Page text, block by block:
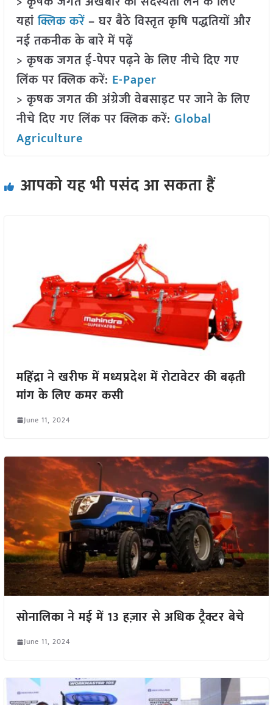
यहांक्लिक करें– घर बैठे विस्तृत कृषि पद्धतियों और
नई तकनीक के बारे में पढ़ें
> कृषक जगत ई-पेपर पढ़ने के लिए नीचे दिए गए
लिंक पर क्लिक करें: E-Paper
> कृषक जगत की अंग्रेजी वेबसाइट पर जाने के लिए
नीचे दिए गए लिंक पर क्लिक करें: Global
Agriculture
आपको यह भी पसंद आ सकता हैं
महिंद्रा ने खरीफ में मध्यप्रदेश में रोटावेटर की बढ़ती
मांग के लिए कमर कसी
June 11, 2024
सोनालिका ने मई में 13 हज़ार से अधिक ट्रैक्टर बेचे
June 11, 2024